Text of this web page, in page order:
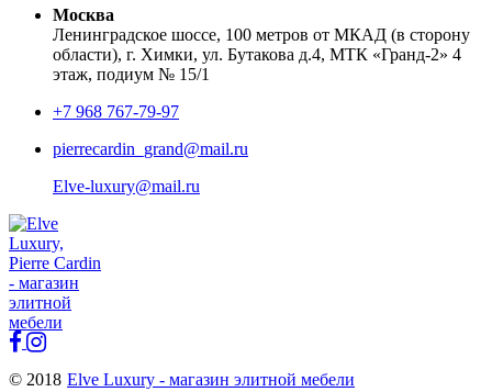
Москва
Ленинградское шоссе, 100 метров от МКАД (в сторону
области), г. Химки, ул. Бутакова д.4, МТК «Гранд-2» 4
этаж, подиум № 15/1
+7 968 767-79-97
pierrecardin_grand@mail.ru
Elve-luxury@mail.ru
© 2018 Elve Luxury - магазин элитной мебели